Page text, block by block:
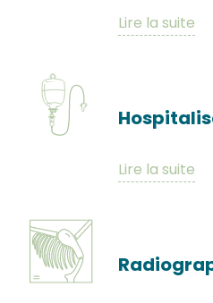
Lire la suite
Lire la suite